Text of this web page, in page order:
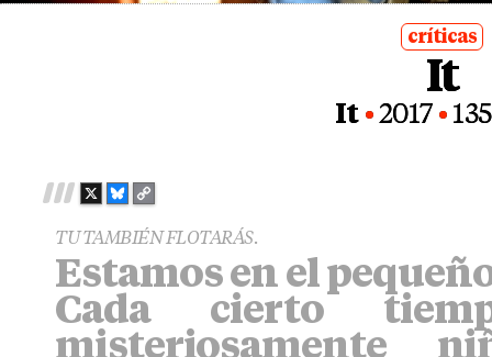
posted
in
críticas
It
It 2017 135
X
B
U
S
K
Y
C
P
L
N
K
TU TAMBIÉN FLOTARÁS.
Estamos en el
Cada cierto
misteriosamente